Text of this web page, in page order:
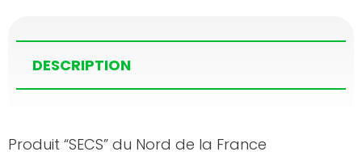
DESCRIPTION
‍Produit “SECS” du Nord de la France